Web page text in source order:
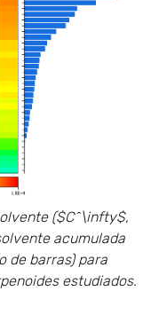
($C^\infty$,
acumulada
de barras) para
estudiados.